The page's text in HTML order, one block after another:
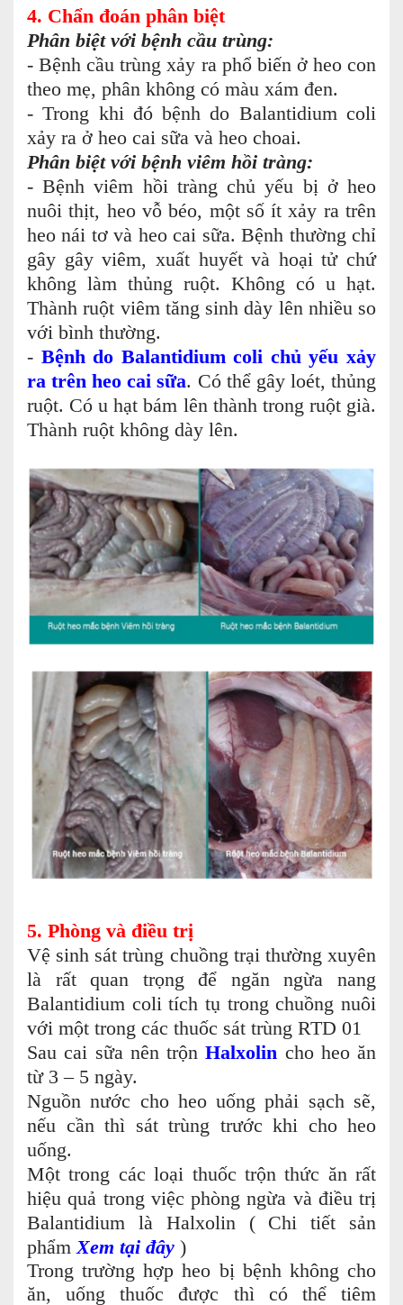
4. Chẩn đoán phân biệt
Phân biệt với bệnh cầu trùng:
- Bệnh cầu trùng xảy ra phổ biến ở heo con
theo mẹ, phân không có màu xám đen.
- Trong khi đó bệnh do Balantidium coli
xảy ra ở heo cai sữa và heo choai.
Phân biệt với bệnh viêm hồi tràng:
- Bệnh viêm hồi tràng chủ yếu bị ở heo
nuôi thịt, heo vỗ béo, một số ít xảy ra trên
heo nái tơ và heo cai sữa. Bệnh thường chỉ
gây gây viêm, xuất huyết và hoại tử chứ
không làm thủng ruột. Không có u hạt.
Thành ruột viêm tăng sinh dày lên nhiều so
với bình thường.
- Bệnh do Balantidium coli chủ yếu xảy
ra trên heo cai sữa. Có thể gây loét, thủng
ruột. Có u hạt bám lên thành trong ruột già.
Thành ruột không dày lên.
5. Phòng và điều trị
Vệ sinh sát trùng chuồng trại thường xuyên
là rất quan trọng để ngăn ngừa nang
Balantidium coli tích tụ trong chuồng nuôi
với một trong các thuốc sát trùng RTD 01
Sau cai sữa nên trộnHalxolin cho heo ăn
từ 3 – 5 ngày.
Nguồn nước cho heo uống phải sạch sẽ,
nếu cần thì sát trùng trước khi cho heo
uống.
Một trong các loại thuốc trộn thức ăn rất
hiệu quả trong việc phòng ngừa và điều trị
Balantidium là Halxolin ( Chi tiết sản
phẩm Xem tại đây )
Trong trường hợp heo bị bệnh không cho
ăn, uống thuốc được thì có thể tiêm